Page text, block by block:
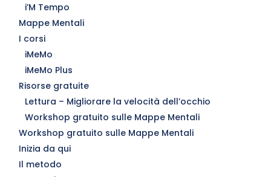
i’M Tempo
Mappe Mentali
I corsi
iMeMo
iMeMo Plus
Risorse gratuite
Lettura – Migliorare la velocità dell’occhio
Workshop gratuito sulle Mappe Mentali
Workshop gratuito sulle Mappe Mentali
Inizia da qui
Il metodo